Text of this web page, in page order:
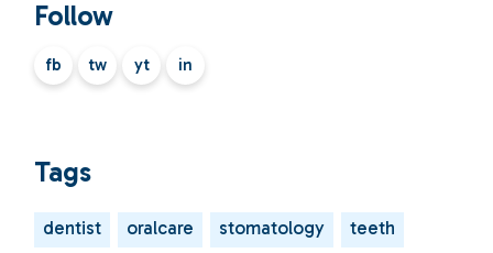
Follow
fb tw yt in
Tags
dentist oralcare stomatology
teeth